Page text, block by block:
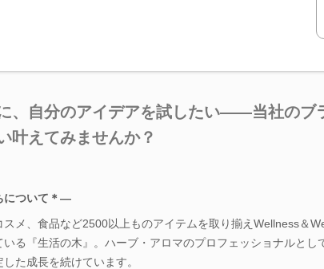
、自分のアイデアを試したい――当社のブ
叶えてみませんか？
について＊―
スメ、食品など2500以上ものアイテムを取り揃えWellness＆
いる『生活の木』。ハーブ・アロマのプロフェッショナルとし
た成長を続けています。